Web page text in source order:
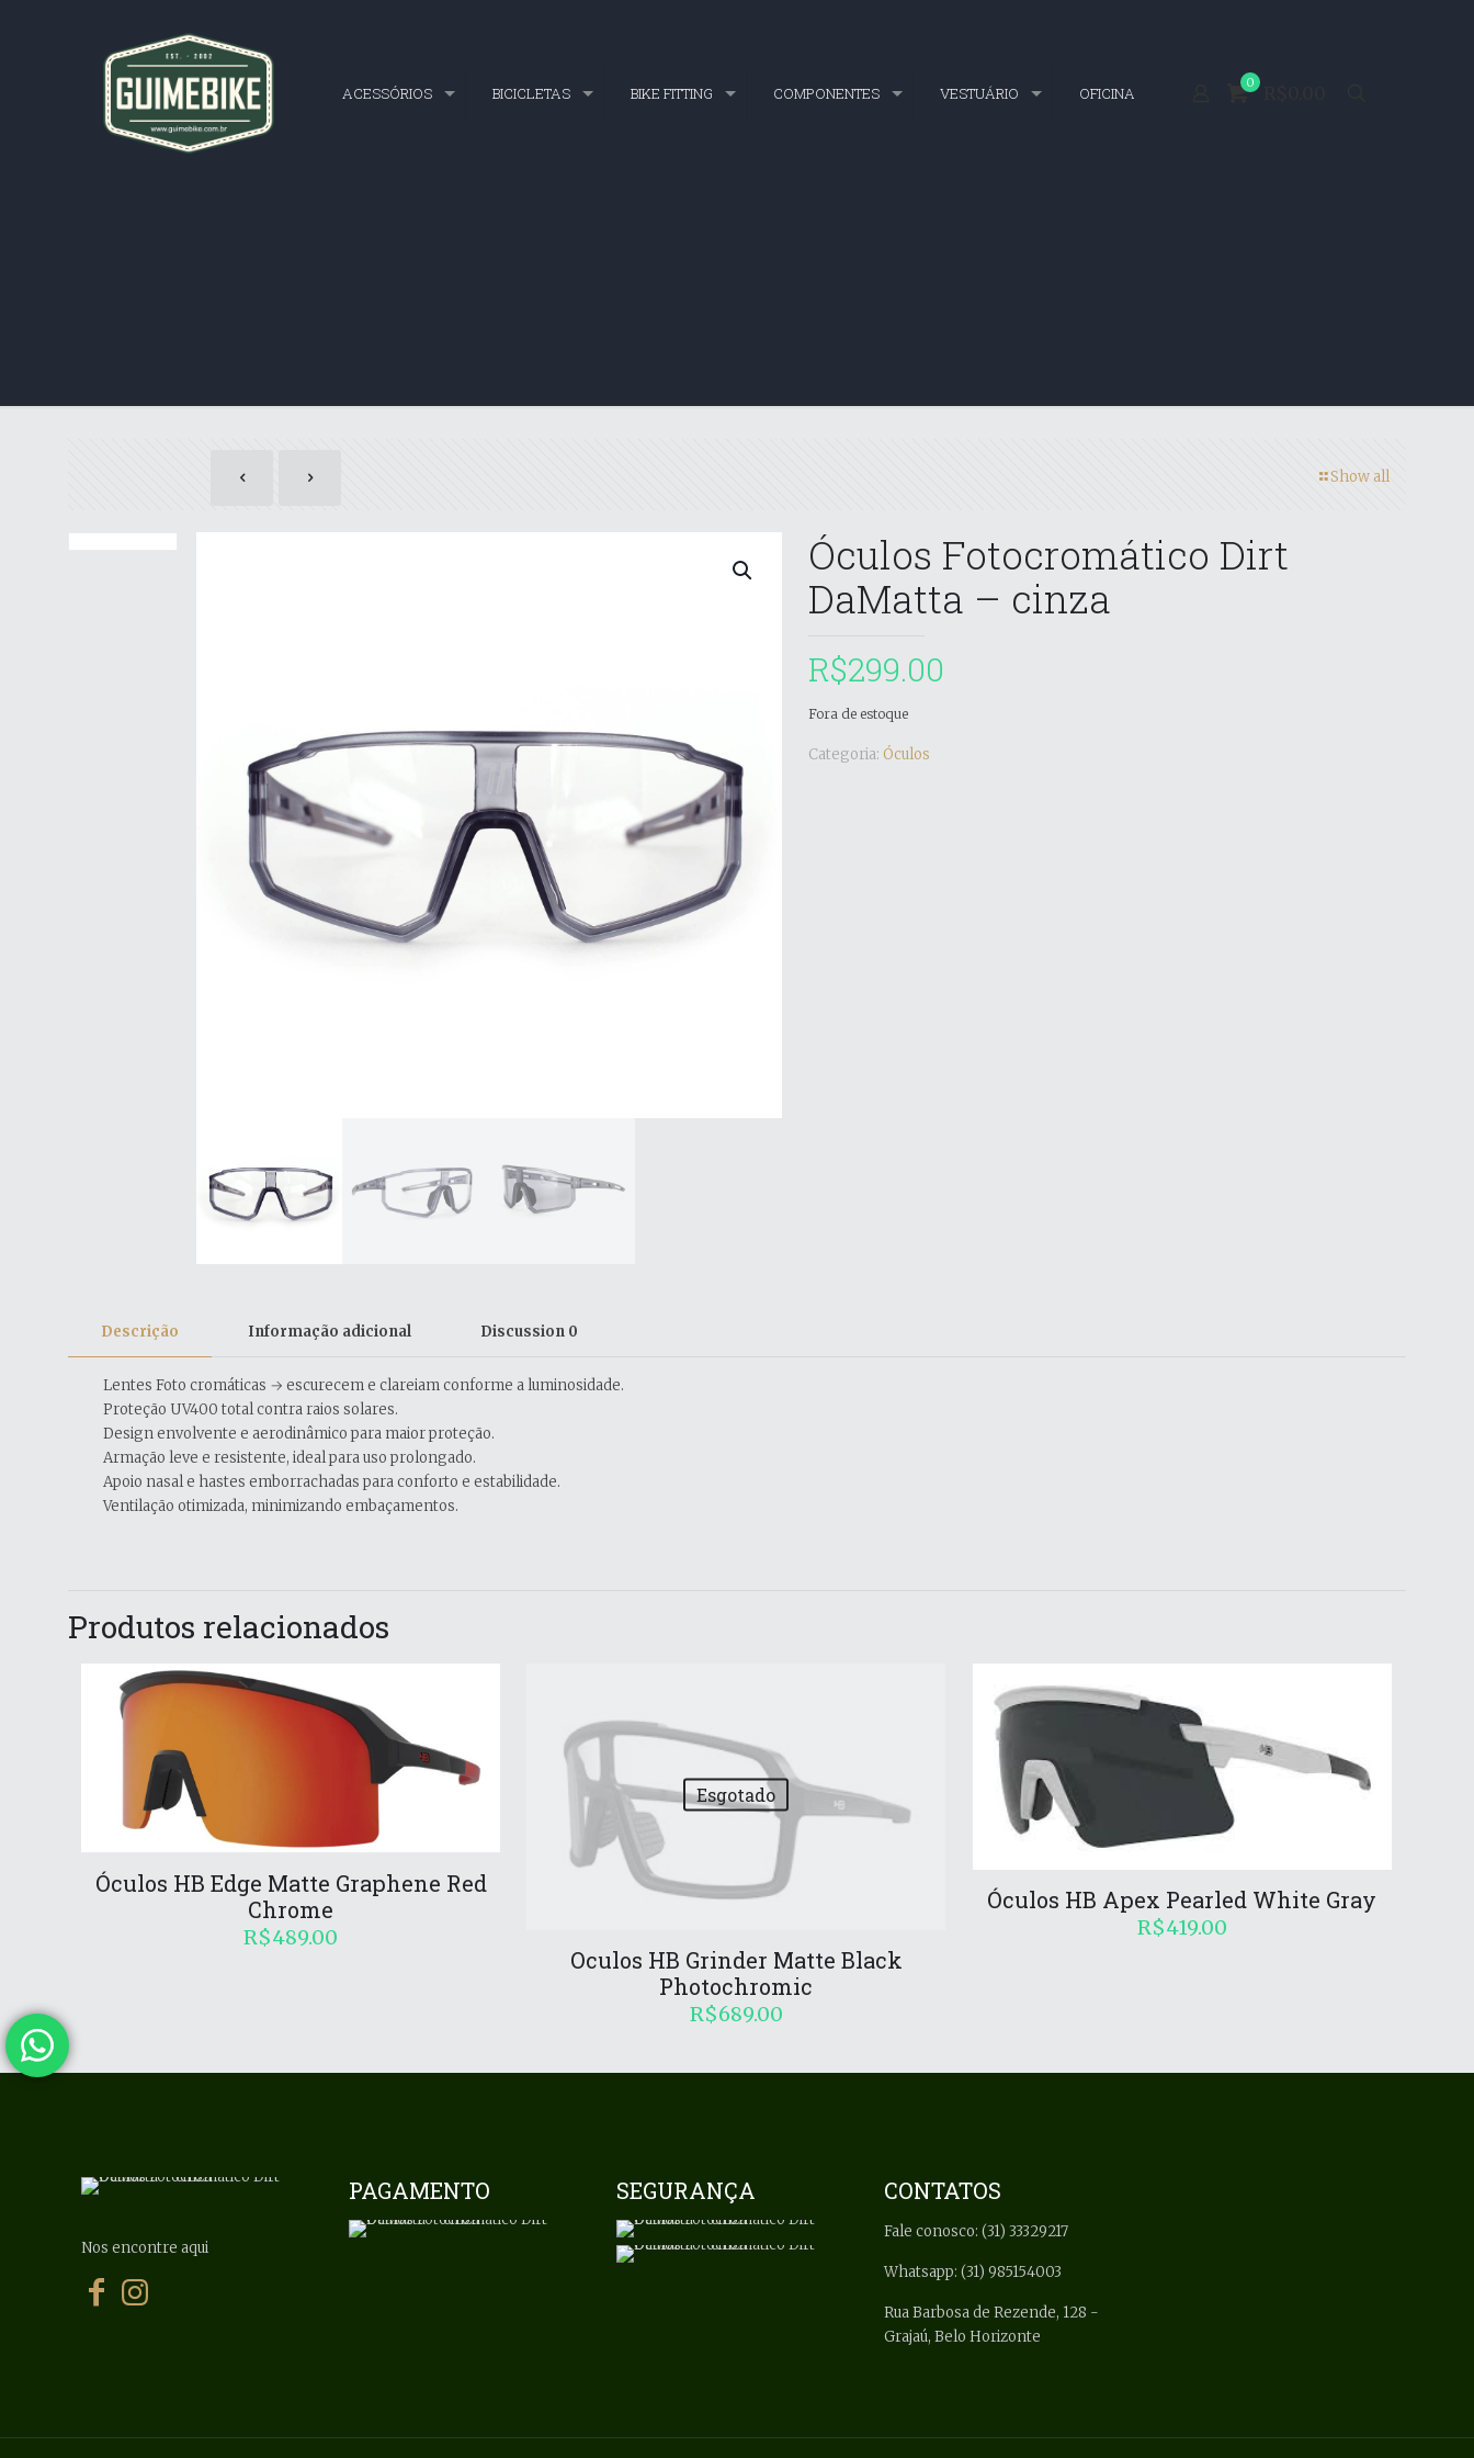
ACESSÓRIOS BICICLETAS BIKE FITTING COMPONENTES VESTUÁRIO OFICINA
0
Show all
Óculos Fotocromático Dirt
DaMatta – cinza
R$299.00
Fora de estoque
Categoria: Óculos
Descrição Informação adicional Discussion 0
Lentes Foto cromáticas → escurecem e clareiam conforme a luminosidade.
Proteção UV400 total contra raios solares.
Design envolvente e aerodinâmico para maior proteção.
Armação leve e resistente, ideal para uso prolongado.
Apoio nasal e hastes emborrachadas para conforto e estabilidade.
Ventilação otimizada, minimizando embaçamentos.
Produtos relacionados
Óculos HB Edge Matte Graphene Red
Chrome
R$489.00
Esgotado
Oculos HB Grinder Matte Black
Photochromic
R$689.00
Óculos HB Apex Pearled White Gray
R$419.00
Nos encontre aqui
PAGAMENTO SEGURANÇA CONTATOS
Fale conosco: (31) 33329217
Whatsapp: (31) 985154003
Rua Barbosa de Rezende, 128 -
Grajaú, Belo Horizonte